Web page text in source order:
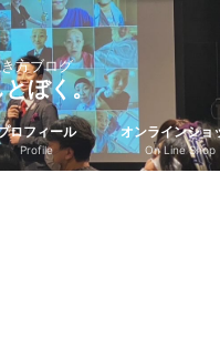
方ブログ
ぼく。
ロフィール
Profile
オンラインショ
On Line Shop